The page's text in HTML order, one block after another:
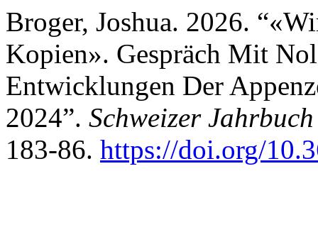
Broger, Joshua. 2026.
Kopien». Gespräch Mit
Entwicklungen Der
2024”. Schweizer
183-86. https://doi.org/